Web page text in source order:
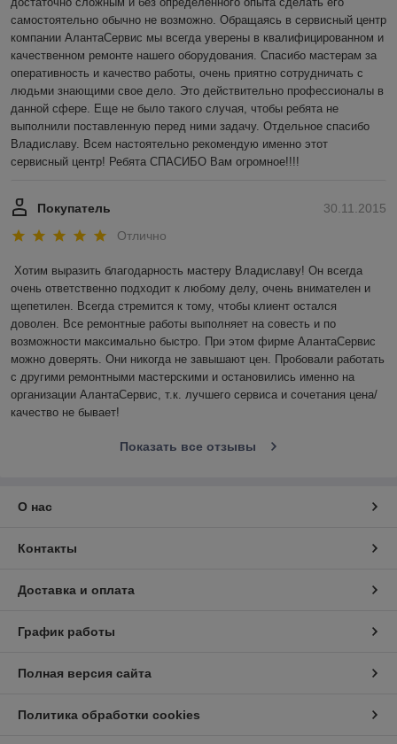
самостоятельно обычно не возможно. Обращаясь в сервисный центр
компании АлантаСервис мы всегда уверены в квалифицированном и
качественном ремонте нашего оборудования. Спасибо мастерам за
оперативность и качество работы, очень приятно сотрудничать с
людьми знающими свое дело. Это действительно профессионалы в
данной сфере. Еще не было такого случая, чтобы ребята не
выполнили поставленную перед ними задачу. Отдельное спасибо
Владиславу. Всем настоятельно рекомендую именно этот
сервисный центр! Ребята СПАСИБО Вам огромное!!!!
30.11.2015
Покупатель
Отлично
Хотим выразить благодарность мастеру Владиславу! Он всегда
очень ответственно подходит к любому делу, очень внимателен и
щепетилен. Всегда стремится к тому, чтобы клиент остался
доволен. Все ремонтные работы выполняет на совесть и по
возможности максимально быстро. При этом фирме АлантаСервис
можно доверять. Они никогда не завышают цен. Пробовали работать
с другими ремонтными мастерскими и остановились именно на
организации АлантаСервис, т.к. лучшего сервиса и сочетания цена/
качество не бывает!
Показать все отзывы
О нас
Контакты
Доставка и оплата
График работы
Полная версия сайта
Политика обработки cookies